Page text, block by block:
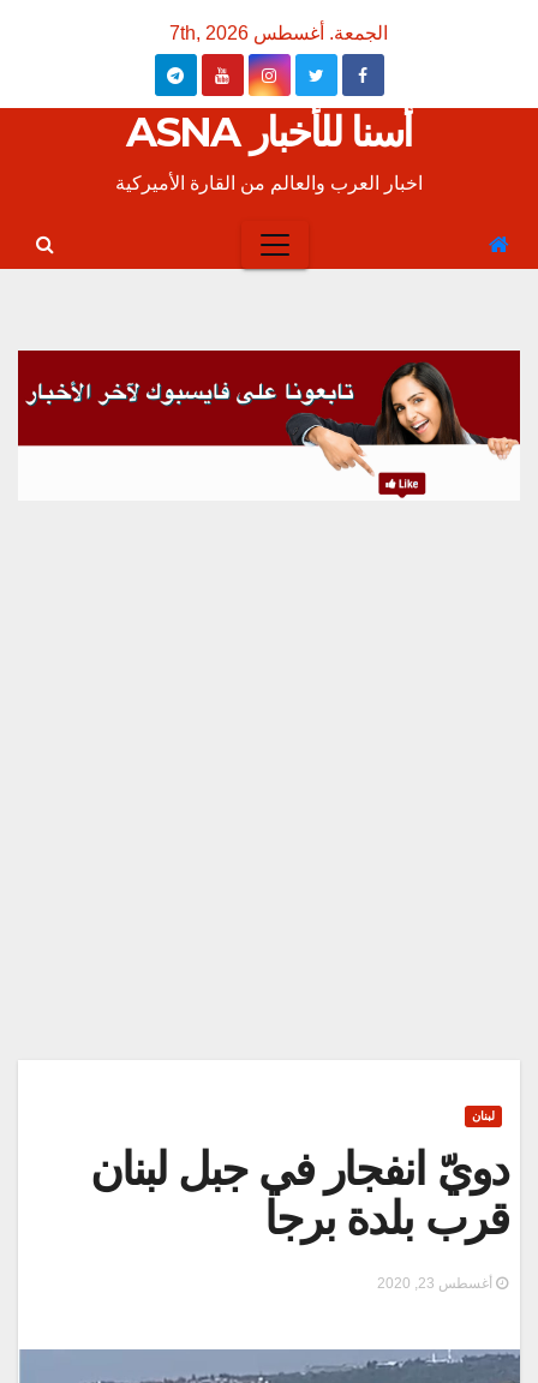
الجمعة. أغسطس 7th, 2026
أسنا للأخبار ASNA
اخبار العرب والعالم من القارة الأميركية
لبنان
دويّ انفجار في جبل لبنان
قرب بلدة برجا
أغسطس 23, 2020